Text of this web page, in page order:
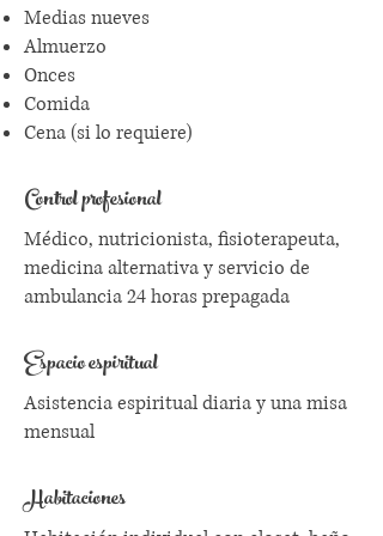
Medias nueves
Almuerzo
Onces
Comida
Cena (si lo requiere)
Control profesional
Médico, nutricionista, fisioterapeuta,
medicina alternativa y servicio de
ambulancia 24 horas prepagada
Espacio espiritual
Asistencia espiritual diaria y una misa
mensual
Habitaciones